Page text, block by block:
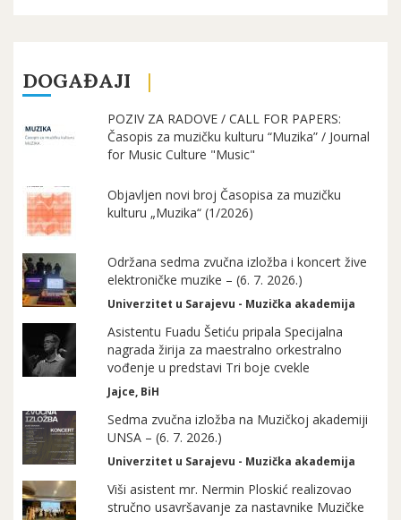
DOGAĐAJI
POZIV ZA RADOVE / CALL FOR PAPERS:
Časopis za muzičku kulturu “Muzika” / Journal
for Music Culture "Music"
Objavljen novi broj Časopisa za muzičku
kulturu „Muzika“ (1/2026)
Održana sedma zvučna izložba i koncert žive
elektroničke muzike – (6. 7. 2026.)
Univerzitet u Sarajevu - Muzička akademija
Asistentu Fuadu Šetiću pripala Specijalna
nagrada žirija za maestralno orkestralno
vođenje u predstavi Tri boje cvekle
Jajce, BiH
Sedma zvučna izložba na Muzičkoj akademiji
UNSA – (6. 7. 2026.)
Univerzitet u Sarajevu - Muzička akademija
Viši asistent mr. Nermin Ploskić realizovao
stručno usavršavanje za nastavnike Muzičke